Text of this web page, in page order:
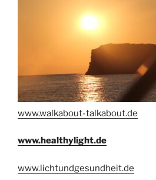
www.walkabout-talkabout.de
www.healthylight.de
www.lichtundgesundheit.de